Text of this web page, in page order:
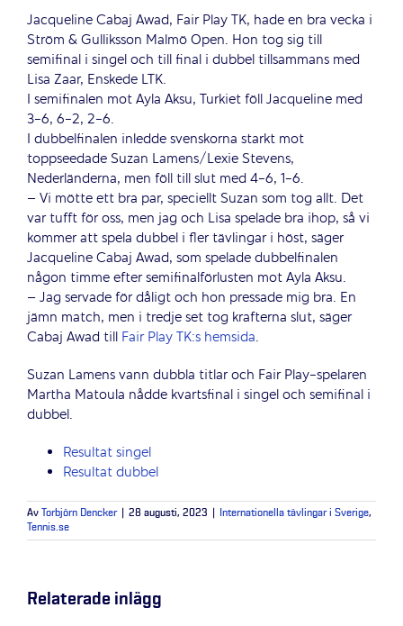
Jacqueline Cabaj Awad, Fair Play TK, hade en bra vecka i
Ström & Gulliksson Malmö Open. Hon tog sig till
semifinal i singel och till final i dubbel tillsammans med
Lisa Zaar, Enskede LTK.
I semifinalen mot Ayla Aksu, Turkiet föll Jacqueline med
3-6, 6-2, 2-6.
I dubbelfinalen inledde svenskorna starkt mot
toppseedade Suzan Lamens/Lexie Stevens,
Nederländerna, men föll till slut med 4-6, 1-6.
– Vi mötte ett bra par, speciellt Suzan som tog allt. Det
var tufft för oss, men jag och Lisa spelade bra ihop, så vi
kommer att spela dubbel i fler tävlingar i höst, säger
Jacqueline Cabaj Awad, som spelade dubbelfinalen
någon timme efter semifinalförlusten mot Ayla Aksu.
– Jag servade för dåligt och hon pressade mig bra. En
jämn match, men i tredje set tog krafterna slut, säger
Cabaj Awad till Fair Play TK:s hemsida.
Suzan Lamens vann dubbla titlar och Fair Play-spelaren
Martha Matoula nådde kvartsfinal i singel och semifinal i
dubbel.
Resultat singel
Resultat dubbel
Av Torbjörn Dencker 28 augusti, 2023 Internationella tävlingar i Sverige,
Tennis.se
Relaterade inlägg